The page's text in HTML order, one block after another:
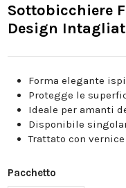
Sottobicchiere
Design
Forma elegante
Protegge le
Ideale per amanti
Disponibile
Trattato con
Pacchetto